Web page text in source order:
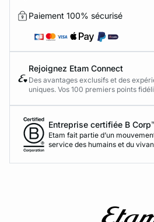
Paiement 100% sécurisé
Rejoignez Etam Connect
Des avantages exclusifs et des
uniques. Vos 100 premiers points
Entreprise certifiée B
Etam fait partie d’un
service des humains et du